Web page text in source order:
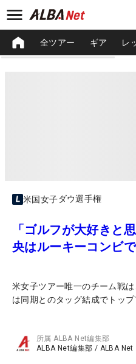
全ツアー ギア レ
米国女子ダウ選手権
「ゴルフが大好き
央はルーキーコンビ
米女子ツアー唯一のチーム戦
は同期とのタッグ結成でトップ
所属ALBA Net編集部
ALBA Net編集部 / ALBA Net